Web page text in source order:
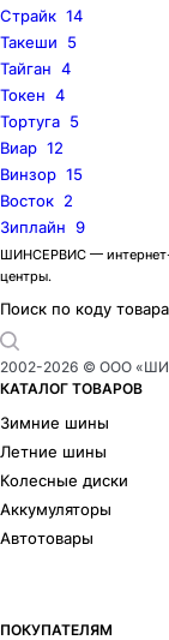
Страйк 14
Такеши
5
Тайган 4
Токен 4
Тортуга 5
Виар 12
Винзор 15
Восток 2
Зиплайн 9
ШИНСЕРВИС — интернет-
центры.
Поиск по коду товара
2002-2026 © ООО
КАТАЛОГ ТОВАРОВ
Зимние шины
Летние шины
Колесные диски
Аккумуляторы
Автотовары
ПОКУПАТЕЛЯМ